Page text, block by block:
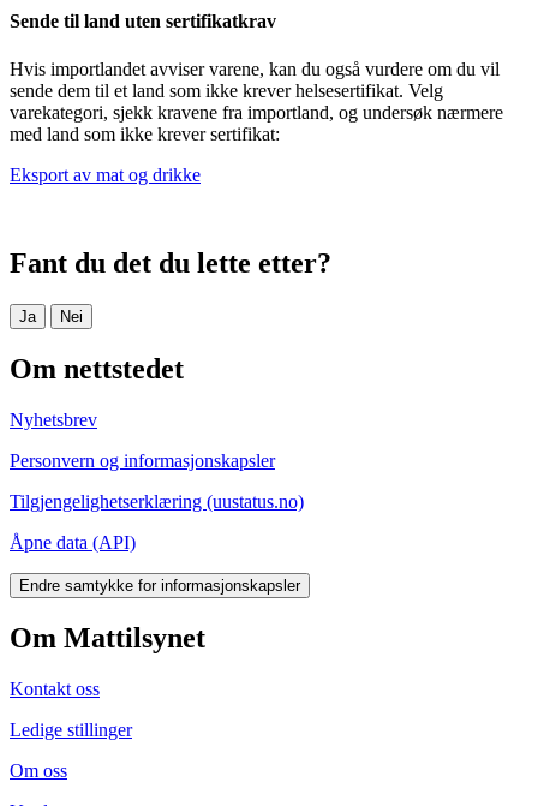
Sende til land uten sertifikatkrav
Hvis importlandet avviser varene, kan du også vurdere om du vil
sende dem til et land som ikke krever helsesertifikat. Velg
varekategori, sjekk kravene fra importland, og undersøk nærmere
med land som ikke krever sertifikat:
Eksport av mat og drikke
Fant du det du lette etter?
Ja Nei
Om nettstedet
Nyhetsbrev
Personvern og informasjonskapsler
Tilgjengelighetserklæring (uustatus.no)
Åpne data (API)
Endre samtykke for informasjonskapsler
Om Mattilsynet
Kontakt oss
Ledige stillinger
Om oss